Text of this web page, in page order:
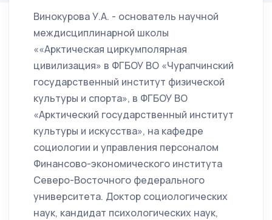
Винокурова У.А. - основатель научной
междисциплинарной школы
««Арктическая циркумполярная
цивилизация» в ФГБОУ ВО «Чурапчинский
государственный институт физической
культуры и спорта», в ФГБОУ ВО
«Арктический государственный институт
культуры и искусства», на кафедре
социологии и управления персоналом
Финансово-экономического института
Северо-Восточного федерального
университета. Доктор социологических
наук, кандидат психологических наук,